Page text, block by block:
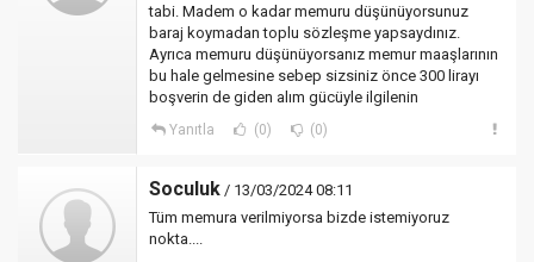
tabi. Madem o kadar memuru düşünüyorsunuz
baraj koymadan toplu sözleşme yapsaydınız.
Ayrıca memuru düşünüyorsanız memur maaşlarının
bu hale gelmesine sebep sizsiniz önce 300 lirayı
boşverin de giden alım gücüyle ilgilenin
Yanıtla (0) (0)
Soculuk / 13/03/2024 08:11
Tüm memura verilmiyorsa bizde istemiyoruz
nokta....